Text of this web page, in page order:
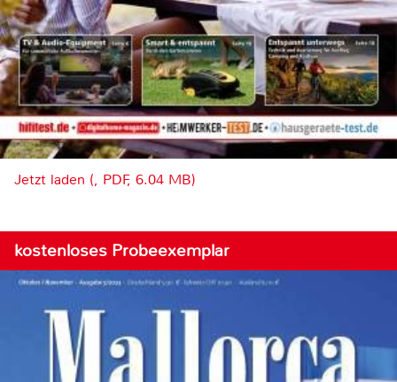
Jetzt laden (, PDF, 6.04 MB)
kostenloses Probeexemplar